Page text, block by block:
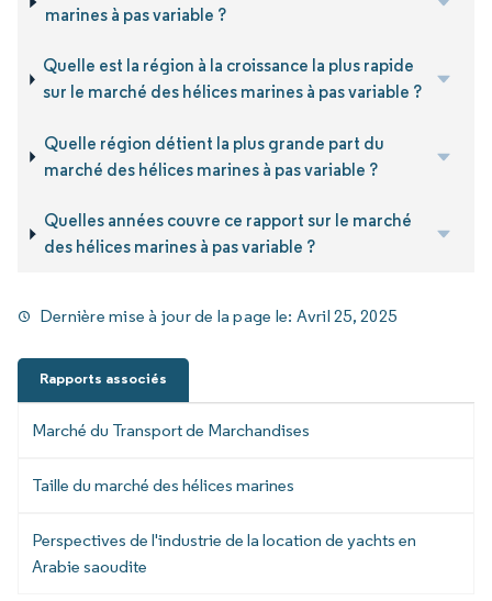
marines à pas variable ?
Quelle est la région à la croissance la plus rapide
sur le marché des hélices marines à pas variable ?
Quelle région détient la plus grande part du
marché des hélices marines à pas variable ?
Quelles années couvre ce rapport sur le marché
des hélices marines à pas variable ?
Dernière mise à jour de la page le: Avril 25, 2025
Rapports associés
Marché du Transport de Marchandises
Taille du marché des hélices marines
Perspectives de l'industrie de la location de yachts en
Arabie saoudite